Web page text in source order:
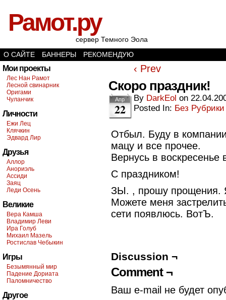
Рамот.ру
сервер Темного Эола
О САЙТЕ
БАННЕРЫ РЕКОМЕНДУЮ
Мои проекты
Лес Нан Рамот
Лесной свинарник
Оригами
Чуланчик
Личности
Ежи Лец
Клячкин
Эдвард Лир
Друзья
Аллор
Анориэль
Ассиди
Заяц
Леди Осень
Великие
Вера Камша
Владимир Леви
Ира Голуб
Михаил Мазель
Ростислав Чебыкин
Игры
Безымянный мир
Падение Дориата
Паломничество
Другое
‹ Prev
Скоро праздник!
Апр
22
By DarkEol on
Posted In: Без Рубрики
Отбыл. Буду в
мацу и все прочее.
Вернусь в воскресенье
С праздником!
ЗЫ. , прошу прощения.
Можете меня
сети появлюсь. ВотЪ.
Discussion ¬
Comment ¬
Ваш e-mail не будет